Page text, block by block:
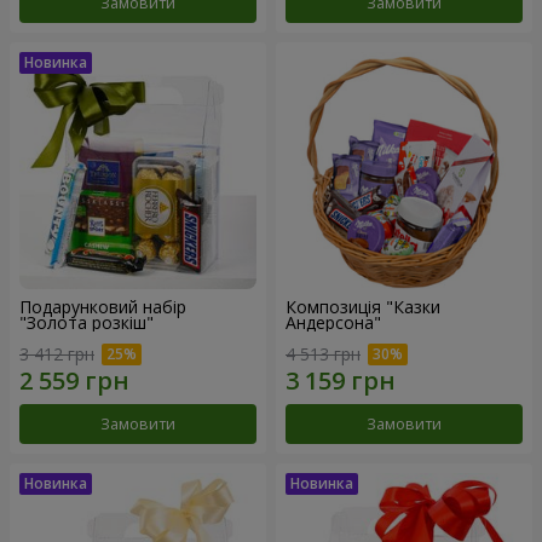
Подарунковий набір
"Золота розкіш"
3 412 грн
Замовити
Композиція "Казки
Андерсона"
4 513 грн
Замовити